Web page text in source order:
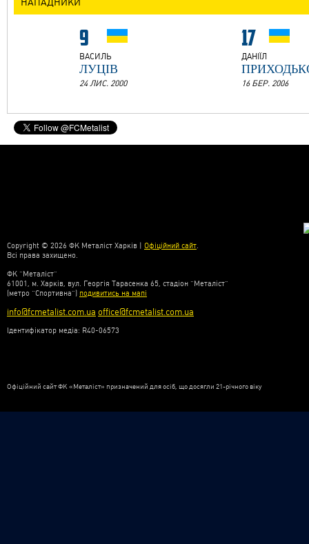
9
ВАСИЛЬ
ЛУЦІВ
24 ЛИС. 2000
17
ДАНІЇЛ
16 БЕР. 2006
Copyright © 2026 ФК Металіст Харків | Офіційний сайт.
Всі права захищено.
ФК “Металіст”
61001, м. Харків, вул. Георгія Тарасенка 65, стадіон “Металіст”
(метро “Спортивна”) подивитись на мапі
info@fcmetalist.com.ua office@fcmetalist.com.ua
Ідентифікатор медіа: R40-06573
Офіційний сайт ФК «Металіст» призначений для осіб, що досягли 21-річного віку